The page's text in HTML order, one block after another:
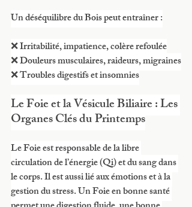
Un déséquilibre du Bois peut entraîner :
❌ Irritabilité, impatience, colère refoulée
❌ Douleurs musculaires, raideurs, migraines
❌ Troubles digestifs et insomnies
Le Foie et la Vésicule Biliaire : Les
Organes Clés du Printemps
Le Foie est responsable de la libre
circulation de l’énergie (Qi) et du sang dans
le corps. Il est aussi lié aux émotions et à la
gestion du stress. Un Foie en bonne santé